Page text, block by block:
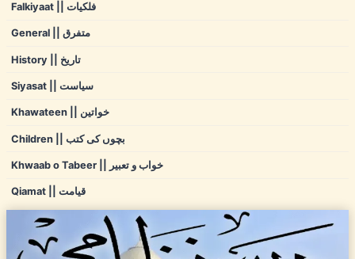
Falkiyaat || فلکیات
General || متفرق
History || تاریخ
Siyasat || سیاست
Khawateen || خواتین
Children || بچوں کی کتب
Khwaab o Tabeer || خواب و تعبیر
Qiamat || قیامت